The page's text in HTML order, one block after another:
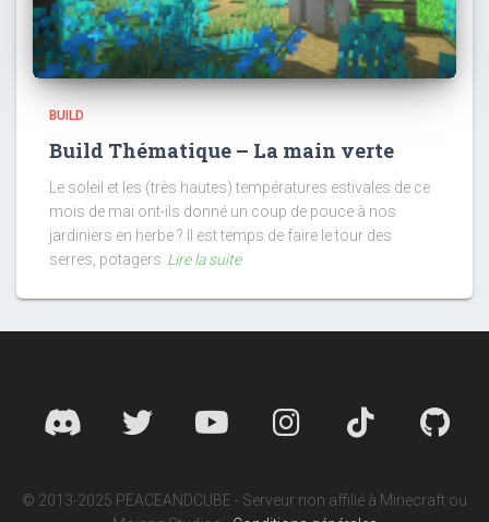
BUILD
Build Thématique – La main verte
Le soleil et les (très hautes) températures estivales de ce
mois de mai ont-ils donné un coup de pouce à nos
jardiniers en herbe ? Il est temps de faire le tour des
serres, potagers Lire la suite
© 2013-2025 PEACEANDCUBE - Serveur non affilié à Minecraft ou